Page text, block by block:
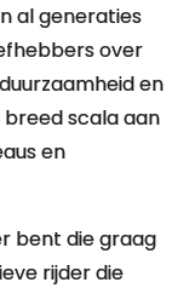
al generaties
over
en
scala aan
en
bent die graag
rijder die